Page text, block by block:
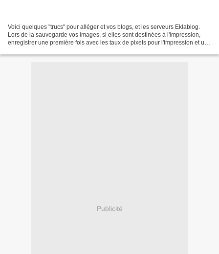
Voici quelques "trucs" pour alléger et vos blogs, et les serveurs Eklablog.
Lors de la sauvegarde vos images, si elles sont destinées à l'impression,
enregistrer une première fois avec les taux de pixels pour l'impression et une
Publicité